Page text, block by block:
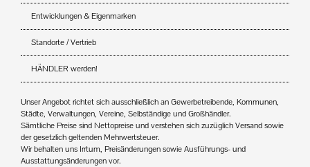
Entwicklungen & Eigenmarken
Standorte / Vertrieb
HÄNDLER werden!
Unser Angebot richtet sich ausschließlich an Gewerbetreibende, Kommunen,
Städte, Verwaltungen, Vereine, Selbständige und Großhändler.
Sämtliche Preise sind Nettopreise und verstehen sich zuzüglich Versand sowie
der gesetzlich geltenden Mehrwertsteuer.
Wir behalten uns Irrtum, Preisänderungen sowie Ausführungs- und
Ausstattungsänderungen vor.